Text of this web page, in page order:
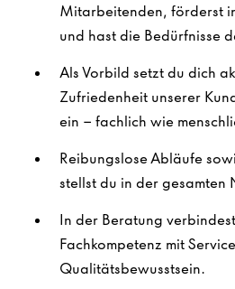
Mitarbeitenden, förderst
und hast die Bedürfnisse
Als Vorbild setzt du dich
Zufriedenheit unserer
ein – fachlich wie
Reibungslose Abläufe
stellst du in der gesamten
In der Beratung
Fachkompetenz mit
Qualitätsbewusstsein.